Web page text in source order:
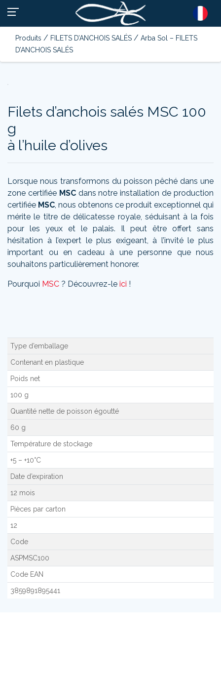
Produits / FILETS D’ANCHOIS SALÉS / Arba Sol – FILETS
D’ANCHOIS SALÉS
Filets d’anchois salés MSC 100
g
à l’huile d’olives
Lorsque nous transformons du poisson pêché dans une
zone certifiée MSCdans notre installation de production
certifiée MSC, nous obtenons ce produit exceptionnel qui
mérite le titre de délicatesse royale, séduisant à la fois
pour les yeux et le palais. Il peut être offert sans
hésitation à l’expert le plus exigeant, à l’invité le plus
important ou en cadeau à une personne que nous
souhaitons particulièrement honorer.
Pourquoi MSC ? Découvrez-le ici !
Type d’emballage
Contenant en plastique
Poids net
100 g
Quantité nette de poisson égoutté
60 g
Température de stockage
+5 – +10°C
Date d’expiration
12 mois
Pièces par carton
12
Code
ASPMSC100
Code EAN
3859891895441